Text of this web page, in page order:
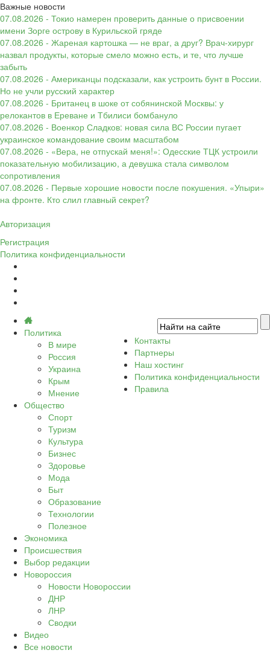
Важные новости
07.08.2026 - Токио намерен проверить данные о присвоении
имени Зорге острову в Курильской гряде
07.08.2026 - Жареная картошка — не враг, а друг? Врач-хирург
назвал продукты, которые смело можно есть, и те, что лучше
забыть
07.08.2026 - Американцы подсказали, как устроить бунт в России.
Но не учли русский характер
07.08.2026 - Британец в шоке от собянинской Москвы: у
релокантов в Ереване и Тбилиси бомбануло
07.08.2026 - Военкор Сладков: новая сила ВС России пугает
украинское командование своим масштабом
07.08.2026 - «Вера, не отпускай меня!»: Одесские ТЦК устроили
показательную мобилизацию, а девушка стала символом
сопротивления
07.08.2026 - Первые хорошие новости после покушения. «Упыри»
на фронте. Кто слил главный секрет?
Авторизация
Регистрация
Политика конфиденциальности
Политика
В мире
Россия
Украина
Крым
Мнение
Общество
Спорт
Туризм
Культура
Бизнес
Здоровье
Мода
Быт
Образование
Технологии
Полезное
Экономика
Происшествия
Выбор редакции
Новороссия
Новости Новороссии
ДНР
ЛНР
Сводки
Видео
Все новости
Контакты
Партнеры
Наш хостинг
Политика конфиденциальности
Правила